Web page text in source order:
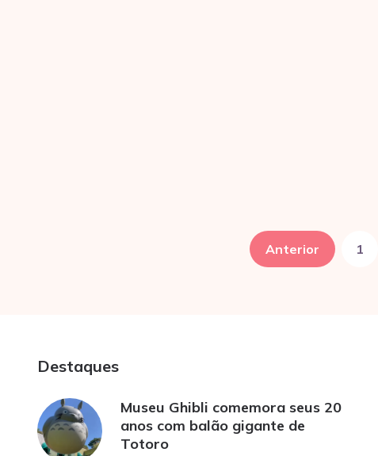
Anterior 1
Destaques
Museu Ghibli comemora seus 20
anos com balão gigante de
Totoro